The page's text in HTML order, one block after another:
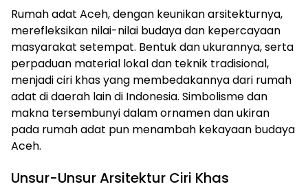
Rumah adat Aceh, dengan keunikan arsitekturnya,
merefleksikan nilai-nilai budaya dan kepercayaan
masyarakat setempat. Bentuk dan ukurannya, serta
perpaduan material lokal dan teknik tradisional,
menjadi ciri khas yang membedakannya dari rumah
adat di daerah lain di Indonesia. Simbolisme dan
makna tersembunyi dalam ornamen dan ukiran
pada rumah adat pun menambah kekayaan budaya
Aceh.
Unsur-Unsur Arsitektur Ciri Khas